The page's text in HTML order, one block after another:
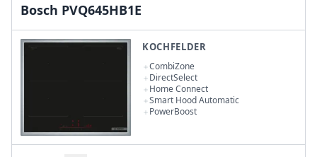
Bosch PVQ645HB1E
KOCHFELDER
CombiZone
DirectSelect
Home Connect
Smart Hood Automatic
PowerBoost